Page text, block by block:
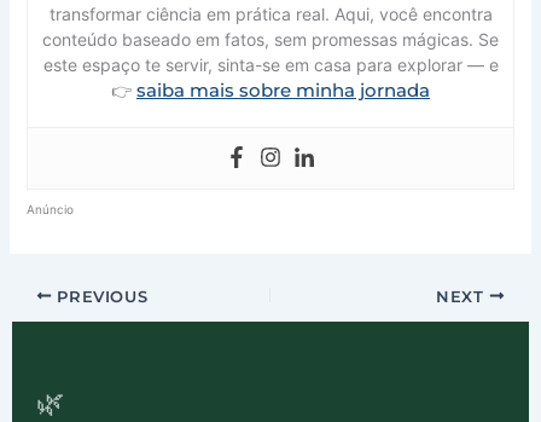
transformar ciência em prática real. Aqui, você encontra
conteúdo baseado em fatos, sem promessas mágicas. Se
este espaço te servir, sinta-se em casa para explorar — e
👉 saiba mais sobre minha jornada
Anúncio
PREVIOUS NEXT
🌿